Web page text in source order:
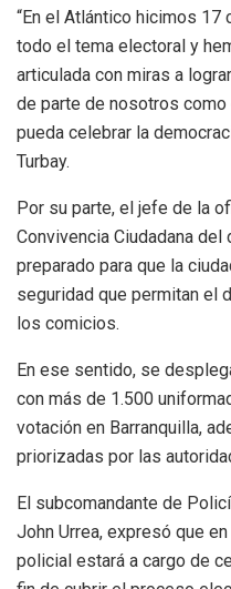
“En el Atlántico hicimos
todo el tema electoral y
articulada con miras a
de parte de nosotros
pueda celebrar la
Turbay.
Por su parte, el jefe de la
Convivencia Ciudadana
preparado para que la
seguridad que permitan el
los comicios.
En ese sentido, se
con más de 1.500
votación en Barranquilla,
priorizadas por las
El subcomandante de
John Urrea, expresó que
policial estará a cargo de